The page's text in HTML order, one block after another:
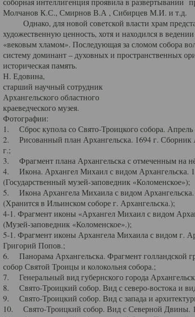
Молчанов К.С., Смирнов В.А , Сибирцев М.И. и т.д.
Однако, для новой советской власти храм
художественную ценность, хотя и находился в
«вековым хламом». Последующая за сломом собора
систему доминант – духовных и пространственных
историческая память.
Н. Едовина,
старший научный сотрудник
Архангельского областного
краеведческого музея.
Фотографии:
1. Сброс купола со Свято-Троицкого собора. Апрель
2. Рисованный план Архангельска. 1694 г. Сборник
г.;
3. Фрагмент плана Архангельска с отмеченным на
4. Икона. Архангел Михаил с видом Архангельска.
(Государственный музей-заповедник «Коломенское»);
5. Икона Архангела Михаила с видом
(Хранится в Ильинском соборе г. Архангельска.);
4-1. Фрагмент иконы «Архангел Михаил с видом
(Музей-заповедник «Коломенское».);
5-1. Фрагмент иконы Архангела Михаила с видом г.
Григорий Попов.;
6. Панорама Архангельска. Фрагмент голландской
собор Святой Троицы и колокольня собора.;
7. Генеральный вид губернского города
8. Свято-Троицкий собор. Вид с северо-востока и
9. Свято-Троицкий собор. Вид с запада и
10. Свято-Троицкий собор. Вид с Северной Двины.